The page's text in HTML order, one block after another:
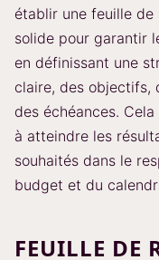
établir une feuille de
solide pour garantir
en définissant une
claire, des objectifs,
des échéances.
à atteindre les
souhaités dans le
budget et du
FEUILLE DE